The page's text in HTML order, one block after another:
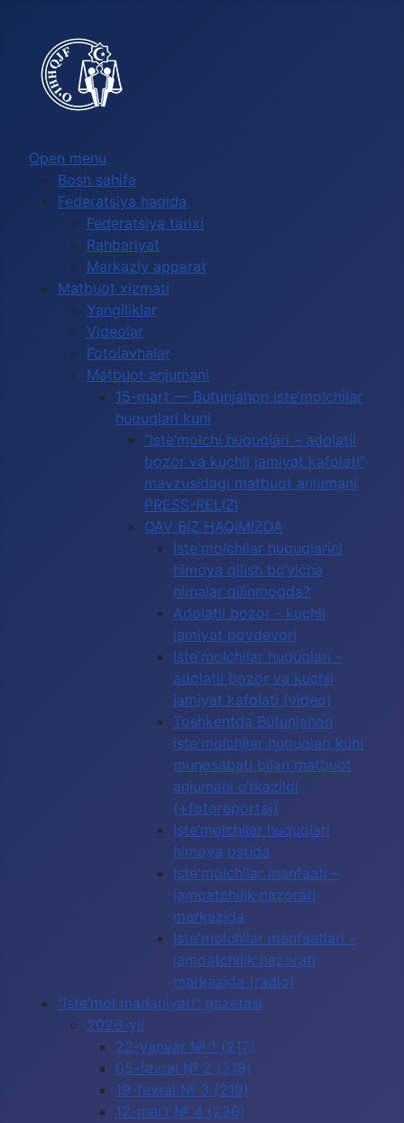
Open menu
Bosh sahifa
Federatsiya haqida
Federatsiya tarixi
Rahbariyat
Markaziy apparat
Matbuot xizmati
Yangiliklar
Videolar
Fotolavhalar
Matbuot anjumani
15-mart — Butunjahon iste’molchilar
huquqlari kuni
“Iste’molchi huquqlari – adolatli
bozor va kuchli jamiyat kafolati”
mavzusidagi matbuot anjumani
PRESS-RELIZI
OAV BIZ HAQIMIZDA
Iste'molchilar huquqlarini
himoya qilish bo‘yicha
nimalar qilinmoqda?
Adolatli bozor - kuchli
jamiyat poydevori
Iste'molchilar huquqlari -
adolatli bozor va kuchli
jamiyat kafolati (video)
Toshkentda Butunjahon
iste'molchilar huquqlari kuni
munosabati bilan matbuot
anjumani o‘tkazildi
(+fotoreportaj)
Iste’molchilar huquqlari
himoya ostida
Iste'molchilar manfaati -
jamoatchilik nazorati
markazida
Iste'molchilar manfaatlari -
jamoatchilik nazorati
markazida (radio)
"Iste’mol madaniyati" gazetasi
2026-yil
22-yanvar № 1 (217)
05-fevral № 2 (218)
19-fevral № 3 (219)
12-mart № 4 (220)